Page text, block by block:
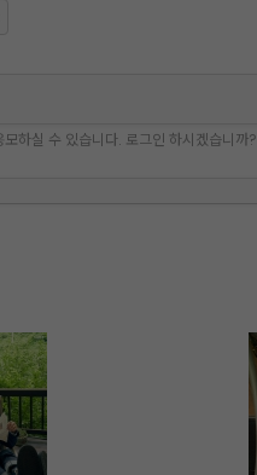
하실 수 있습니다. 로그인 하시겠습니까?